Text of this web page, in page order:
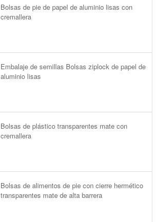
Bolsas de pie de papel de aluminio lisas con
cremallera
Embalaje de semillas Bolsas ziplock de papel de
aluminio lisas
Bolsas de plástico transparentes mate con
cremallera
Bolsas de alimentos de pie con cierre hermético
transparentes mate de alta barrera